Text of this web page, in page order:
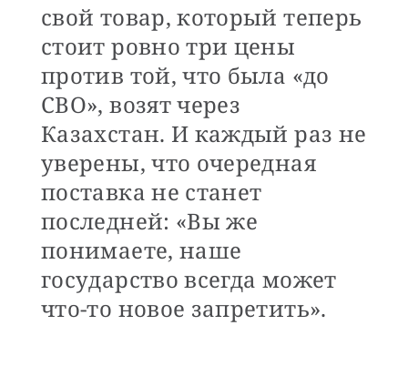
свой товар, который теперь
стоит ровно три цены
против той, что была «до
СВО», возят через
Казахстан. И каждый раз не
уверены, что очередная
поставка не станет
последней: «Вы же
понимаете, наше
государство всегда может
что-то новое запретить».